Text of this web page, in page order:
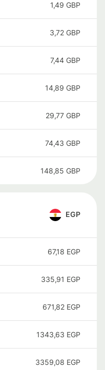
1,49 GBP
3,72 GBP
7,44 GBP
14,89 GBP
29,77 GBP
74,43 GBP
148,85 GBP
EGP
67,18 EGP
335,91 EGP
671,82 EGP
1343,63 EGP
3359,08 EGP